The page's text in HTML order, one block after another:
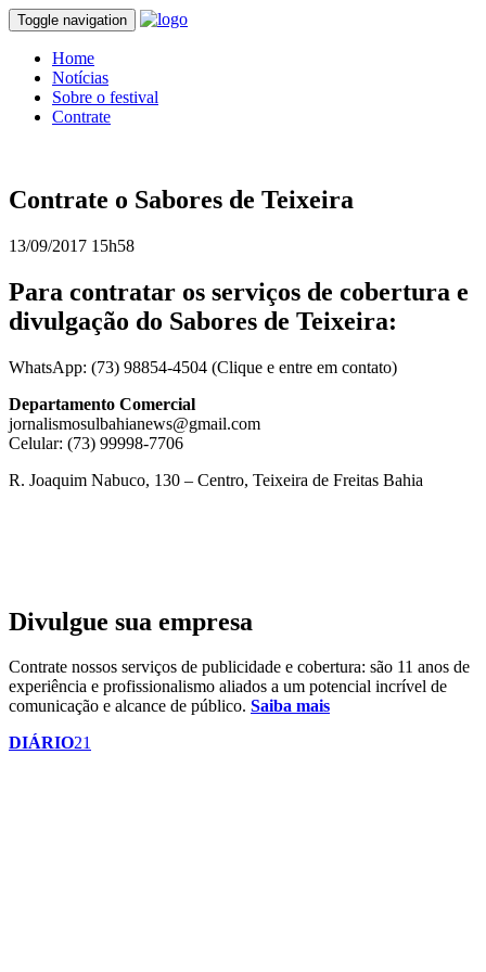
Toggle navigation
Home
Notícias
Sobre o festival
Contrate
Contrate o Sabores de Teixeira
13/09/2017 15h58
Para contratar os serviços de cobertura e
divulgação do Sabores de Teixeira:
WhatsApp: (73) 98854-4504 (Clique e entre em contato)
Departamento Comercial
jornalismosulbahianews@gmail.com
Celular: (73) 99998-7706
R. Joaquim Nabuco, 130 – Centro, Teixeira de Freitas Bahia
Divulgue sua empresa
Contrate nossos serviços de publicidade e cobertura: são 11 anos de
experiência e profissionalismo aliados a um potencial incrível de
comunicação e alcance de público. Saiba mais
DIÁRIO21